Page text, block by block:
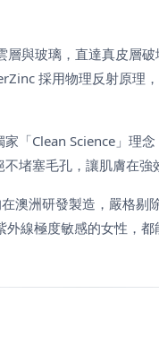
層與玻璃，直達真皮層
採用物理反射原
「Clean Science」理
堵塞毛孔，讓肌膚在強
洲研發製造，嚴格剔
線極度敏感的女性，都